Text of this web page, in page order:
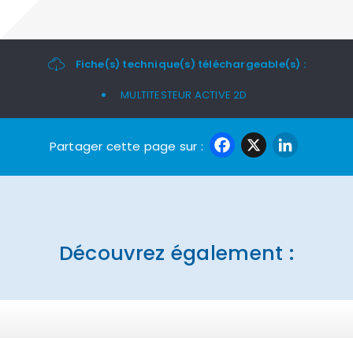
Fiche(s) technique(s) téléchargeable(s) :
MULTITESTEUR ACTIVE 2D
Partager cette page sur : X
Découvrez également :